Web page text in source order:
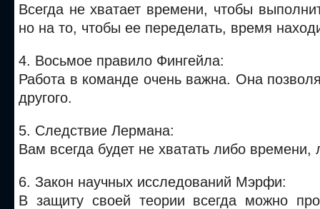
Всегда не хватает времени, чтобы
но на то, чтобы ее переделать, время
4. Восьмое правило Фингейла:
Работа в команде очень важна. Она
другого.
5. Следствие Лермана:
Вам всегда будет не хватать либо времени,
6. Закон научных исследований Мэрфи:
В защиту своей теории всегда можно